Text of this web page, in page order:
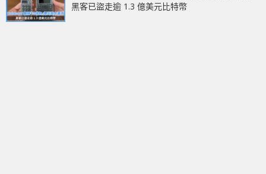
黑客已盜走逾 1.3 億美元比特幣